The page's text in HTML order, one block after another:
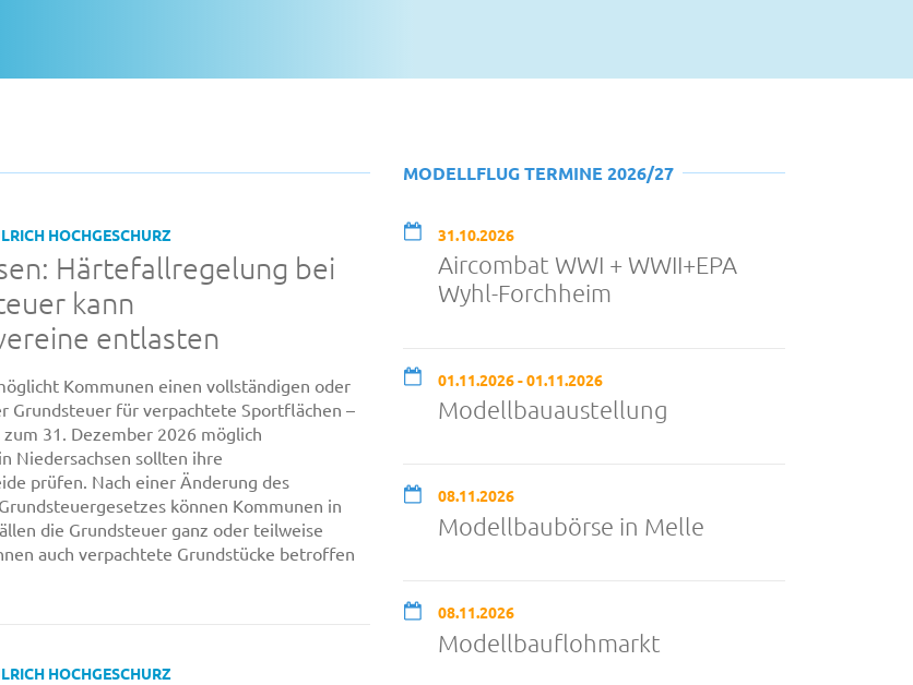
HOCHGESCHURZ
Härtefallregelung bei
kann
entlasten
Kommunen einen vollständigen oder
Grundsteuer für verpachtete Sportflächen –
31. Dezember 2026 möglich
Niedersachsen sollten ihre
prüfen. Nach einer Änderung des
können Kommunen in
die Grundsteuer ganz oder teilweise
auch verpachtete Grundstücke betroffen
HOCHGESCHURZ
MODELLFLUG TERMINE 2026/27
31.10.2026
Aircombat WWI + WWII+EPA
Wyhl-Forchheim
01.11.2026 - 01.11.2026
Modellbauaustellung
08.11.2026
Modellbaubörse in Melle
08.11.2026
Modellbauflohmarkt